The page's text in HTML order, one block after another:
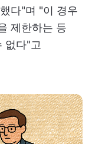
다"며 "이 경우
제한하는 등
없다"고